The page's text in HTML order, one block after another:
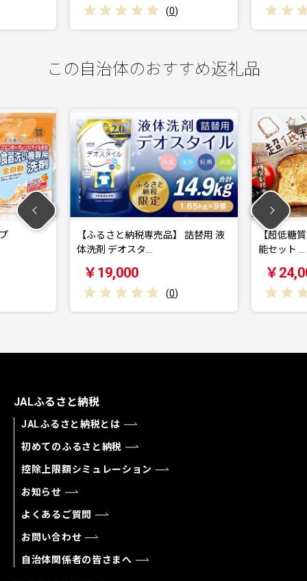
この自治体のおすすめ返礼品
納税専売品】 詰替用 液
【超低糖質ブランパン】 Switch 堪
能セット …
JALふるさと納税
JALふるさと納税とは
初めてのふるさと納税
控除上限額シミュレーション
お知らせ
よくあるご質問
お問い合わせ
自治体関係者の皆さまへ